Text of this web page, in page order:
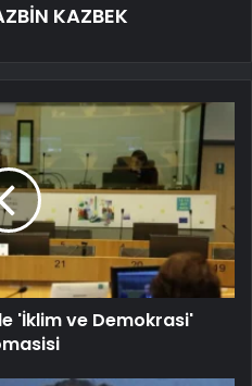
KAZBEK
'İklim ve Demokrasi'